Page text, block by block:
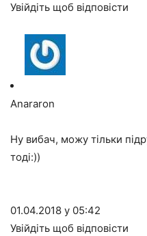
Увійдіть щоб відповісти
Anararon
Ну вибач, можу тільки
тоді:))
01.04.2018 у 05:42
Увійдіть щоб відповісти